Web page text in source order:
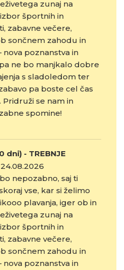
zunaj na
športnih in
zabavne večere,
sončnem zahodu in
poznanstva in
ne bo manjkalo dobre
s sladoledom ter
pa boste cel čas
se nam in
spomine!
dni) - TREBNJE
nepozabno, saj ti
vse, kar si želimo
plavanja, iger ob in
zunaj na
športnih in
zabavne večere,
sončnem zahodu in
poznanstva in